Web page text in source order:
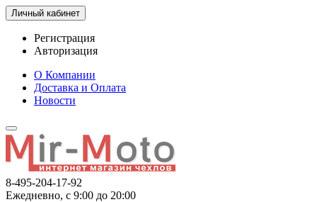
Личный кабинет
Регистрация
Авторизация
О Компании
Доставка и Оплата
Новости
8-495-204-17-92
Ежедневно, с 9:00 до 20:00